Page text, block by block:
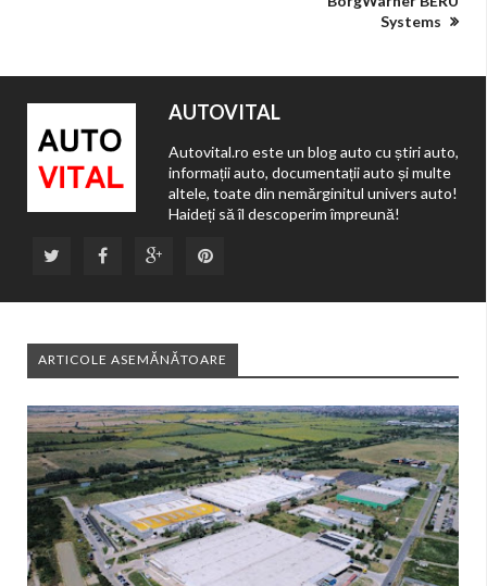
Systems
AUTOVITAL
Autovital.ro este un blog auto cu știri auto,
informații auto, documentații auto și multe
altele, toate din nemărginitul univers auto!
Haideți să îl descoperim împreună!
ARTICOLE ASEMĂNĂTOARE